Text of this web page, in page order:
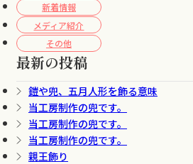
新着情報
メディア紹介
その他
最新の投稿
鎧や兜、五月人形を飾る意味
当工房制作の兜です。
当工房制作の兜です。
当工房制作の兜です。
親王飾り